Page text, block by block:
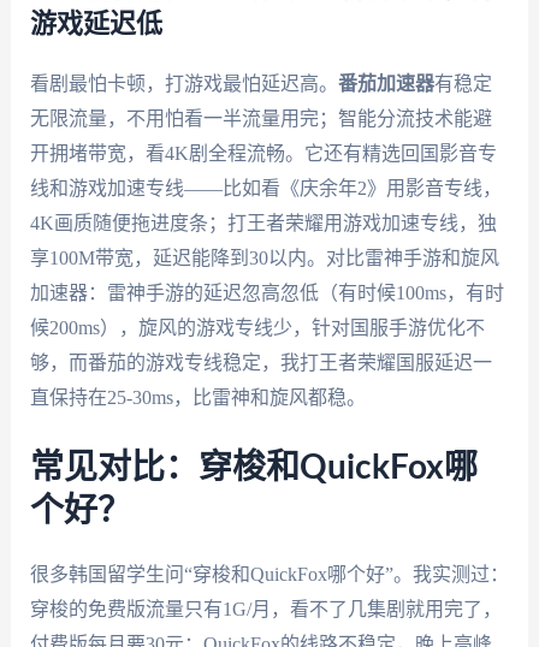
游戏延迟低
看剧最怕卡顿，打游戏最怕延迟高。 番茄加速器有稳定
无限流量，不用怕看一半流量用完；智能分流技术能避
开拥堵带宽，看4K剧全程流畅。它还有精选回国影音专
线和游戏加速专线——比如看《庆余年2》用影音专线，
4K画质随便拖进度条；打王者荣耀用游戏加速专线，独
享100M带宽，延迟能降到30以内。对比雷神手游和旋风
加速器：雷神手游的延迟忽高忽低（有时候100ms，有时
候200ms），旋风的游戏专线少，针对国服手游优化不
够，而番茄的游戏专线稳定，我打王者荣耀国服延迟一
直保持在25-30ms，比雷神和旋风都稳。
常见对比：穿梭和QuickFox哪
个好？
很多韩国留学生问“穿梭和QuickFox哪个好”。我实测过：
穿梭的免费版流量只有1G/月，看不了几集剧就用完了，